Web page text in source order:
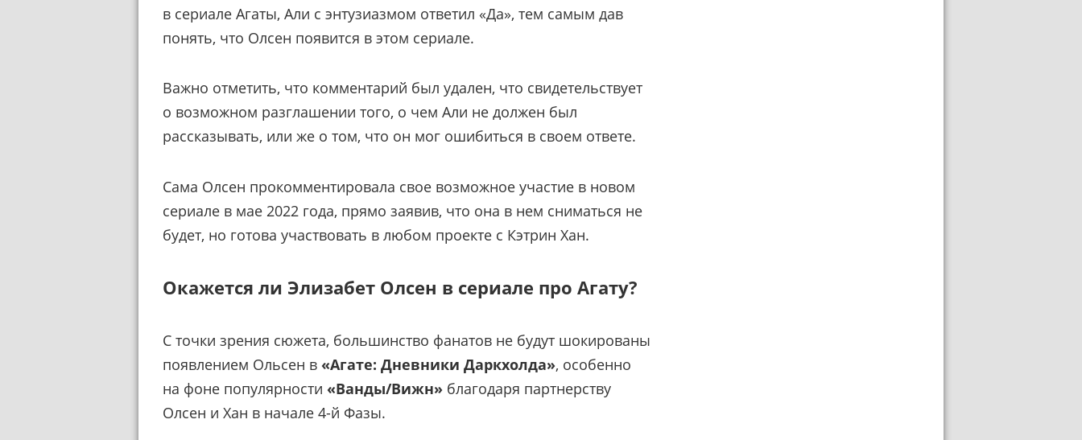
в сериале Агаты, Али с энтузиазмом ответил «Да», тем самым дав
понять, что Олсен появится в этом сериале.
Важно отметить, что комментарий был удален, что свидетельствует
о возможном разглашении того, о чем Али не должен был
рассказывать, или же о том, что он мог ошибиться в своем ответе.
Сама Олсен прокомментировала свое возможное участие в новом
сериале в мае 2022 года, прямо заявив, что она в нем сниматься не
будет, но готова участвовать в любом проекте с Кэтрин Хан.
Окажется ли Элизабет Олсен в сериале про Агату?
С точки зрения сюжета, большинство фанатов не будут шокированы
появлением Ольсен в «Агате: Дневники Даркхолда», особенно
на фоне популярности «Ванды/Вижн» благодаря партнерству
Олсен и Хан в начале 4-й Фазы.